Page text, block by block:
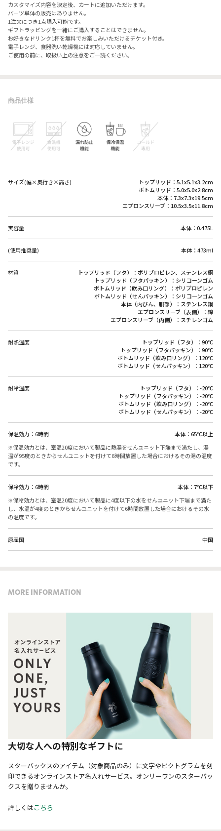
カスタマイズ内容を決定後、カートに追加いただけます。
パーツ単体の販売はありません。
1注文につき1点購入可能です。
ギフトラッピングを一緒にご購入することはできません。
お好きなドリンク1杯を無料でお楽しみいただけるチケット付き。
電子レンジ、食器洗い乾燥機には対応していません。
ご使用の前に、取扱い上の注意をご一読ください。
商品仕様
サイズ(幅×奥行き×高さ)
トップリッド：5.1x5.1x3.2cm
ボトムリッド：5.0x5.0x2.8cm
本体：7.3x7.3x19.5cm
エプロンスリーブ：10.5x3.5x11.8cm
実容量 本体：0.475L
(使用推奨量) 本体：473ml
材質
トップリッド（フタ）：ポリプロピレン、ステンレス鋼
トップリッド（フタパッキン）：シリコーンゴム
ボトムリッド（飲み口リング）：ポリプロピレン
ボトムリッド（せんパッキン）：シリコーンゴム
本体（内びん、胴部）：ステンレス鋼
エプロンスリーブ（表側）：綿
エプロンスリーブ（内側）：スチレンゴム
耐熱温度
トップリッド（フタ）：90℃
トップリッド（フタパッキン）：90℃
ボトムリッド（飲み口リング）：120℃
ボトムリッド（せんパッキン）：120℃
耐冷温度
トップリッド（フタ）：-20℃
トップリッド（フタパッキン）：-20℃
ボトムリッド（飲み口リング）：-20℃
ボトムリッド（せんパッキン）：-20℃
保温効力：6時間
本体：65℃以上
保温効力とは、室温20度において製品に熱湯をせんユニット下端まで満たし、湯
温が95度のときからせんユニットを付けて6時間放置した場合におけるその湯の温度
です。
保冷効力：6時間
本体：7℃以下
保冷効力とは、室温20度において製品に4度以下の水をせんユニット下端まで満た
し、水温が4度のときからせんユニットを付けて6時間放置した場合におけるその水
の温度です。
原産国 中国
MORE INFORMATION
大切な人への特別なギフトに
スターバックスのアイテム（対象商品のみ）に文字やピクトグラムを刻
印できるオンラインストア名入れサービス。オンリーワンのスターバッ
クスを贈りませんか。
詳しくはこちら